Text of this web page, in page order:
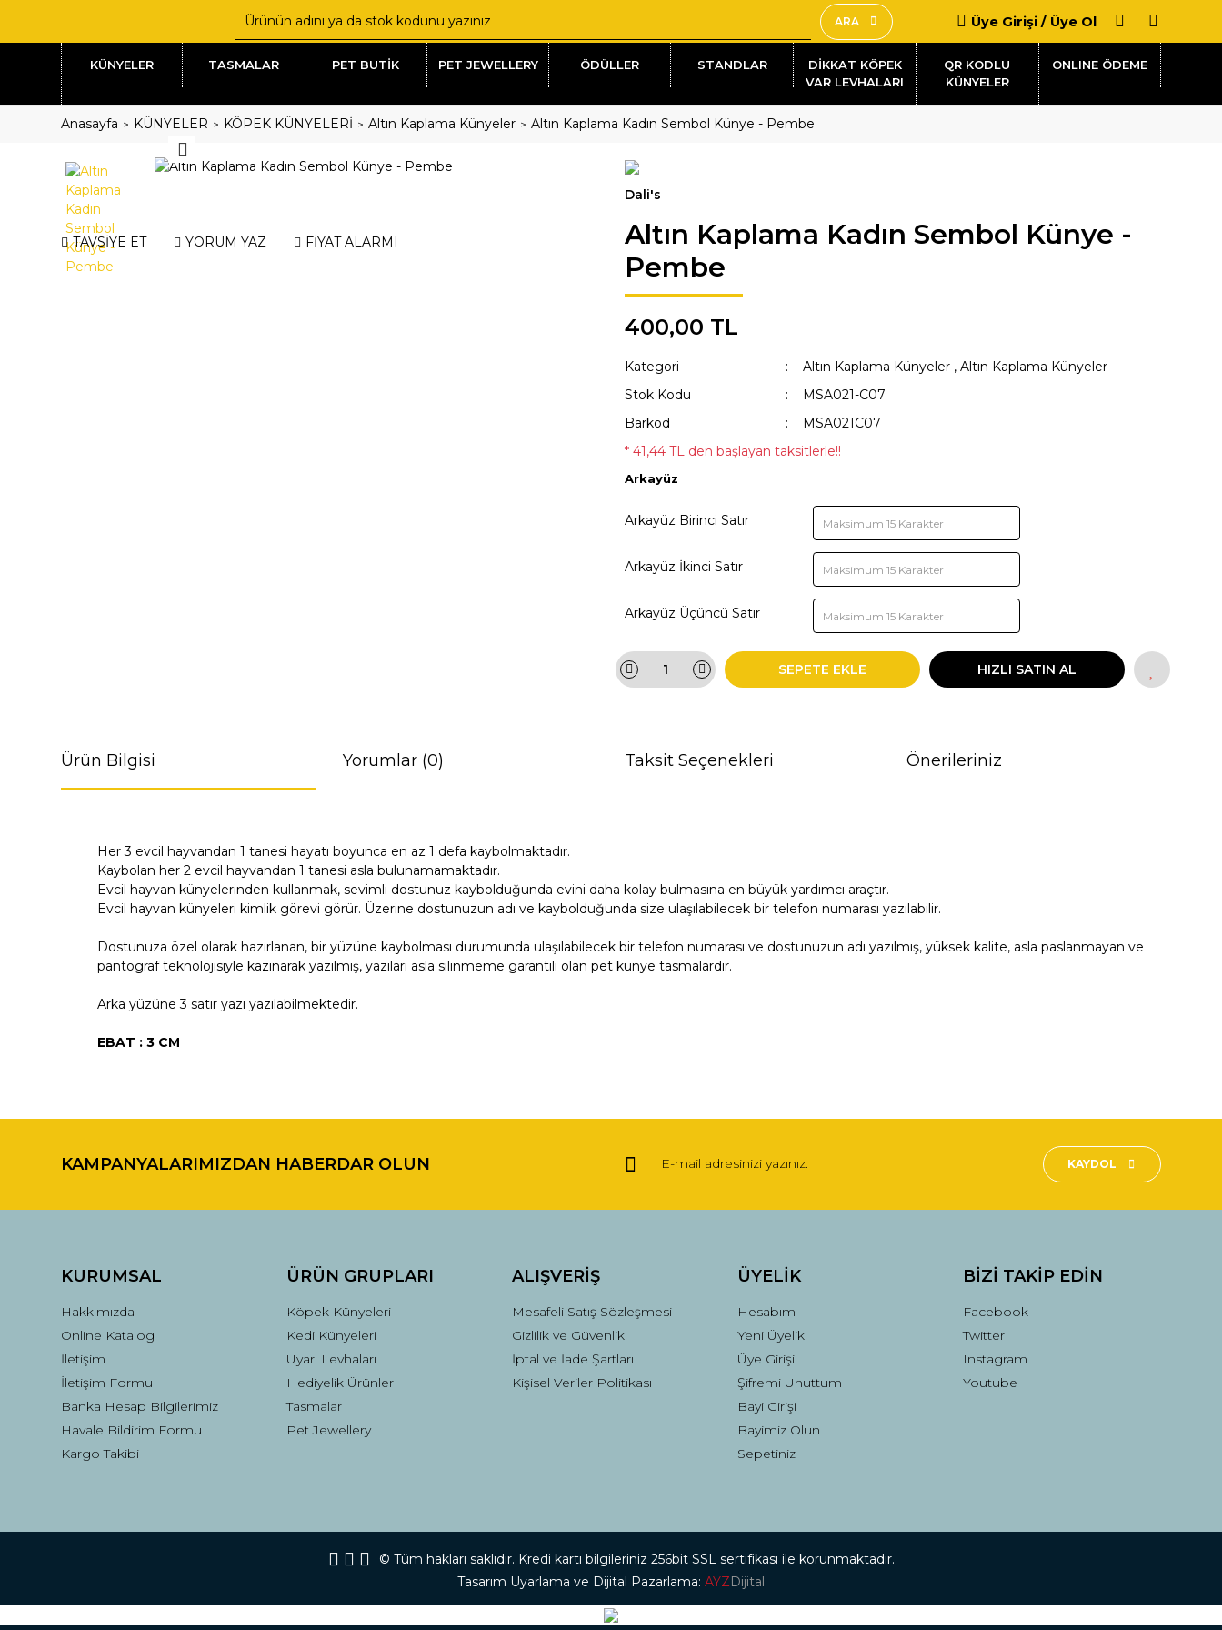
ARA Üye Girişi / Üye Ol
KÜNYELER TASMALAR PET BUTİK PET JEWELLERY ÖDÜLLER STANDLAR
DİKKAT KÖPEK
VAR LEVHALARI
QR KODLU
KÜNYELER
Anasayfa KÜNYELER KÖPEK KÜNYELERİ Altın Kaplama Künyeler Altın Kaplama Kadın Sembol Künye - Pembe
TAVSİYE ET YORUM YAZ FİYAT ALARMI
Dali's
Altın Kaplama Kadın Sembol Künye -
Pembe
400,00 TL
Kategori Altın Kaplama Künyeler , Altın Kaplama Künyeler
Stok Kodu
MSA021-C07
Barkod
MSA021C07
* 41,44 TL den başlayan taksitlerle!!
Arkayüz
Arkayüz Birinci Satır
Arkayüz İkinci Satır
Arkayüz Üçüncü Satır
SEPETE EKLE HIZLI SATIN AL
Ürün Bilgisi Yorumlar (0) Taksit Seçenekleri Önerileriniz
Her 3 evcil hayvandan 1 tanesi hayatı boyunca en az 1 defa kaybolmaktadır.
Kaybolan her 2 evcil hayvandan 1 tanesi asla bulunamamaktadır.
Evcil hayvan künyelerinden kullanmak, sevimli dostunuz kaybolduğunda evini daha kolay bulmasına en büyük yardımcı araçtır.
Evcil hayvan künyeleri kimlik görevi görür. Üzerine dostunuzun adı ve kaybolduğunda size ulaşılabilecek bir telefon numarası yazılabilir.
Dostunuza özel olarak hazırlanan, bir yüzüne kaybolması durumunda ulaşılabilecek bir telefon numarası ve dostunuzun adı yazılmış, yüksek kalite, asla paslanmayan ve
pantograf teknolojisiyle kazınarak yazılmış, yazıları asla silinmeme garantili olan pet künye tasmalardır.
Arka yüzüne 3 satır yazı yazılabilmektedir.
EBAT : 3 CM
Yorum Yaz
Görüş ve önerileriniz için teşekkür ederiz.
Ürün resmi kalitesiz, bozuk veya görüntülenemiyor.
Ürün bilgilerinde hatalar bulunuyor.
Bu ürüne benzer farklı alternatifler olmalı.
Gönder
KAMPANYALARIMIZDAN HABERDAR OLUN KAYDOL
KURUMSAL
Hakkımızda
Online Katalog
İletişim
İletişim Formu
Banka Hesap Bilgilerimiz
Havale Bildirim Formu
Kargo Takibi
ÜRÜN GRUPLARI
Köpek Künyeleri
Kedi Künyeleri
Uyarı Levhaları
Hediyelik Ürünler
Tasmalar
Pet Jewellery
ALIŞVERİŞ
Mesafeli Satış Sözleşmesi
Gizlilik ve Güvenlik
İptal ve İade Şartları
Kişisel Veriler Politikası
ÜYELİK
Hesabım
Yeni Üyelik
Üye Girişi
Şifremi Unuttum
Bayi Girişi
Bayimiz Olun
Sepetiniz
BİZİ TAKİP EDİN
Facebook
Twitter
Instagram
Youtube
© Tüm hakları saklıdır. Kredi kartı bilgileriniz 256bit SSL sertifikası ile korunmaktadır.
Tasarım Uyarlama ve Dijital Pazarlama: AYZDijital